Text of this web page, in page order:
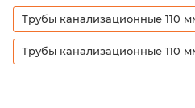
Трубы канализационные 110
Трубы канализационные 110